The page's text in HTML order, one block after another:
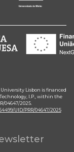
University Lisbon is financed
I.P., within the
04647/2025.
UID/PRR/04647/2025